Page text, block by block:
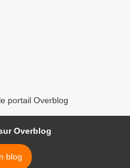
portail Overblog
Overblog
blog